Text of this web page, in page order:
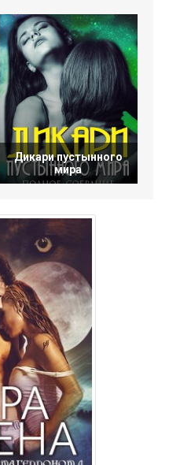
Дикари пустынного
мира